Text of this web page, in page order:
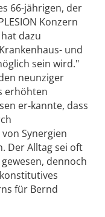
66-jährigen, der
Konzern
dazu
und
sein wird."
neunziger
erhöhten
er-kannte, dass
Synergien
Der Alltag sei oft
dennoch
für Bernd